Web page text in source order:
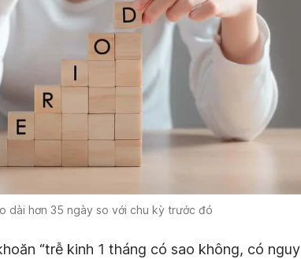
dài hơn 35 ngày so với chu kỳ trước đó
“trễ kinh 1 tháng có sao không, có nguy